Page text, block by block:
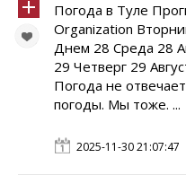
Погода в Туле
Organization
Днем 28 Среда 28
29 Четверг 29
Погода не
погоды. Мы тоже. ...
2025-11-30 21:07:47